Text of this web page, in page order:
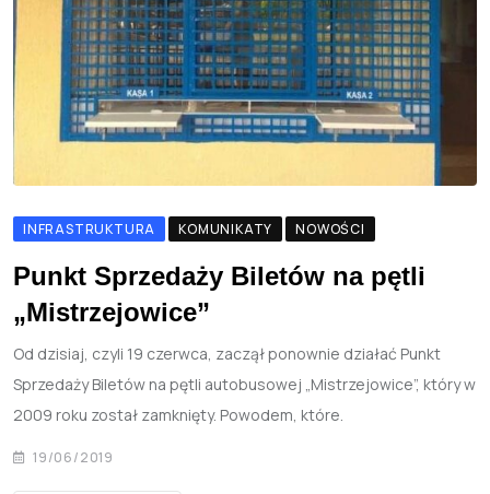
INFRASTRUKTURA KOMUNIKATY NOWOŚCI
Punkt Sprzedaży Biletów na pętli
„Mistrzejowice”
Od dzisiaj, czyli 19 czerwca, zaczął ponownie działać Punkt
Sprzedaży Biletów na pętli autobusowej „Mistrzejowice”, który w
2009 roku został zamknięty. Powodem, które.
19/06/2019